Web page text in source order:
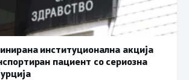
институционална акција
пациент со сериозна